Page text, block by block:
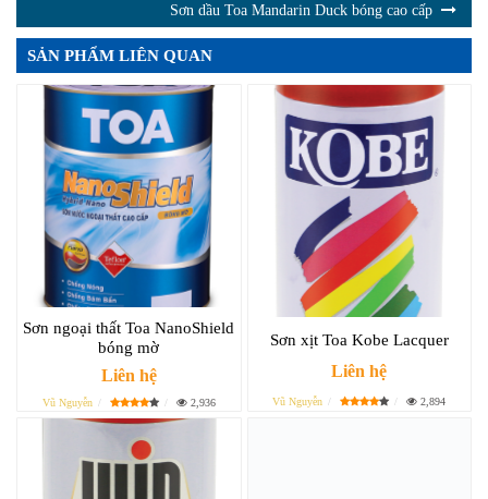
Sơn dầu Toa Mandarin Duck bóng cao cấp
SẢN PHẨM LIÊN QUAN
Sơn ngoại thất Toa NanoShield
bóng mờ
Liên hệ
Vũ Nguyễn 2,936
Sơn xịt Toa Kobe Lacquer
Liên hệ
Vũ Nguyễn 2,894